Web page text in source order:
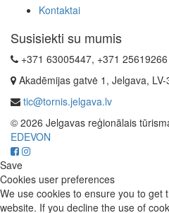
Kontaktai
Susisiekti su mumis
+371 63005447, +371 25619266
Akadēmijas gatvė 1, Jelgava, LV-
tic@tornis.jelgava.lv
© 2026 Jelgavas reģionālais
EDEVON
Save
Cookies user preferences
We use cookies to ensure you to get
website. If you decline the use of